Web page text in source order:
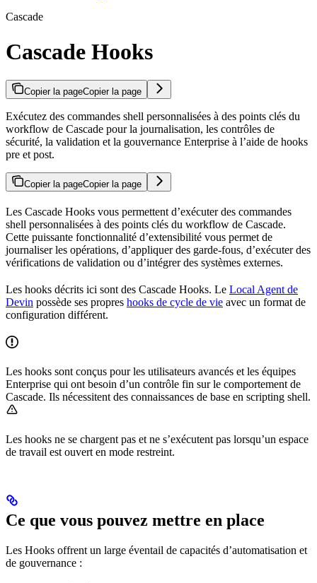
Cascade
Cascade Hooks
Copier la pageCopier la page
Exécutez des commandes shell personnalisées à des points clés du
workflow de Cascade pour la journalisation, les contrôles de
sécurité, la validation et la gouvernance Enterprise à l’aide de hooks
pre et post.
Copier la pageCopier la page
Les Cascade Hooks vous permettent d’exécuter des commandes
shell personnalisées à des points clés du workflow de Cascade.
Cette puissante fonctionnalité d’extensibilité vous permet de
journaliser les opérations, d’appliquer des garde-fous, d’exécuter des
vérifications de validation ou d’intégrer des systèmes externes.
Les hooks décrits ici sont des Cascade Hooks. Le Local Agent de
Devin possède ses propres hooks de cycle de vie avec un format de
configuration différent.
Les hooks sont conçus pour les utilisateurs avancés et les équipes
Enterprise qui ont besoin d’un contrôle fin sur le comportement de
Cascade. Ils nécessitent des connaissances de base en scripting shell.
Les hooks ne se chargent pas et ne s’exécutent pas lorsqu’un espace
de travail est ouvert en mode restreint.
Ce que vous pouvez mettre en place
Les Hooks offrent un large éventail de capacités d’automatisation et
de gouvernance :